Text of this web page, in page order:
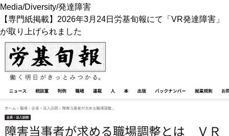
Media/Diversity/発達障害
【専門紙掲載】2026年3月24日労基旬報にて「VR発達障害」
が取り上げられました